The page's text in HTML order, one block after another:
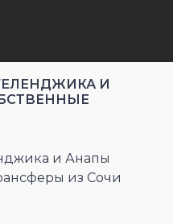
И
и Анапы
из Сочи